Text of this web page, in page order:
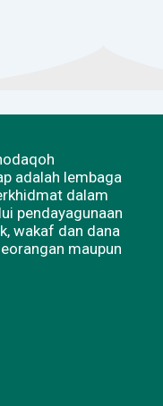
adalah lembaga
dalam
pendayagunaan
wakaf dan dana
maupun